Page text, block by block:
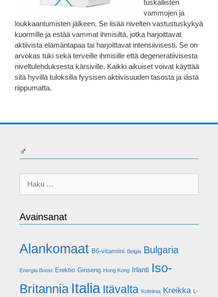
tuskallisten
vammojen ja
loukkaantumisten jälkeen. Se lisää nivelten vastustuskykyä
kuormille ja estää vammat ihmisiltä, ​​jotka harjoittavat
aktiivista elämäntapaa tai harjoittavat intensiivisesti. Se on
arvokas tuki sekä terveille ihmisille että degeneratiivisesta
niveltulehduksesta kärsiville. Kaikki aikuiset voivat käyttää
sitä hyvillä tuloksilla fyysisen aktiivisuuden tasosta ja iästä
riippumatta.
♂
Haku:
Avainsanat
Alankomaat B6-vitamiini Belgia Bulgaria
Energia Boost Erektio Ginseng Hong Kong Irlanti Iso-
Britannia Italia Itävalta Kofeiinia Kreikka L-